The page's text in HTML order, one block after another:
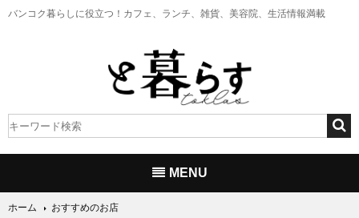
バンコク暮らしに役立つ！ カフェ、ランチ、雑貨、美容院、生活情報満載
MENU
ホーム おすすめのお店